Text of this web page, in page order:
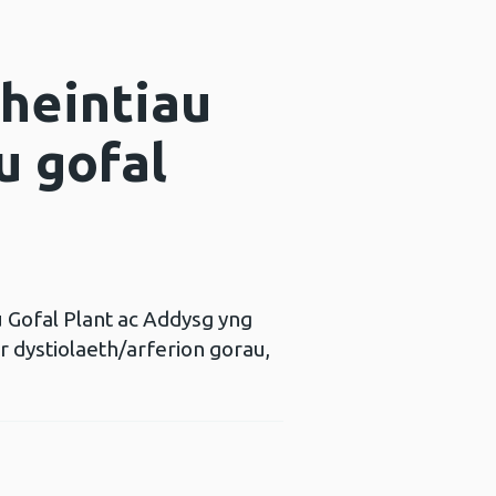
gofal
Plant ac Addysg yng
dystiolaeth/arferion gorau,